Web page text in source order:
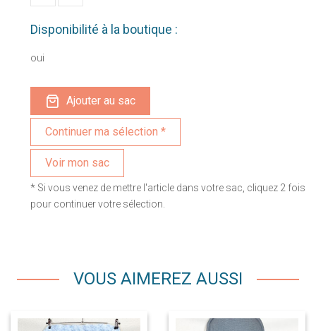
Disponibilité à la boutique :
oui
Ajouter au sac
Voir mon sac
* Si vous venez de mettre l'article dans votre sac, cliquez 2 fois
pour continuer votre sélection.
VOUS AIMEREZ AUSSI